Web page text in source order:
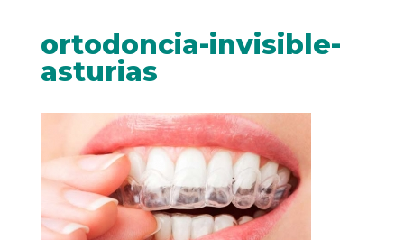
ortodoncia-invisible-
asturias